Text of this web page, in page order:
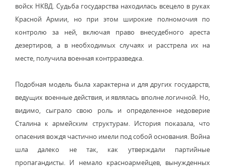
войск НКВД. Судьба государства находилась всецело в руках
Красной Армии, но при этом широкие полномочия по
контролю за ней, включая право внесудебного ареста
дезертиров, а в необходимых случаях и расстрела их на
месте, получила военная контрразведка.
Подобная модель была характерна и для других государств,
ведущих военные действия, и являлась вполне логичной. Но,
видимо, сыграло свою роль и определенное недоверие
Сталина к армейским структурам. История показала, что
опасения вождя частично имели под собой основания. Война
шла далеко не так, как утверждали партийные
пропагандисты. И немало красноармейцев, вынужденных